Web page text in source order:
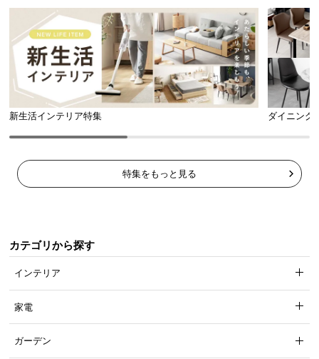
安心と信頼の「3ヶ月保証」
機能の損壊・部品の紛失など予期せぬトラブルに
た場合、新しくご交換させて頂きます。
3ヶ月保証
新生活インテリア特集 ダイニング
特集をもっと見る
カテゴリから探す
インテリア
家電
ガーデン